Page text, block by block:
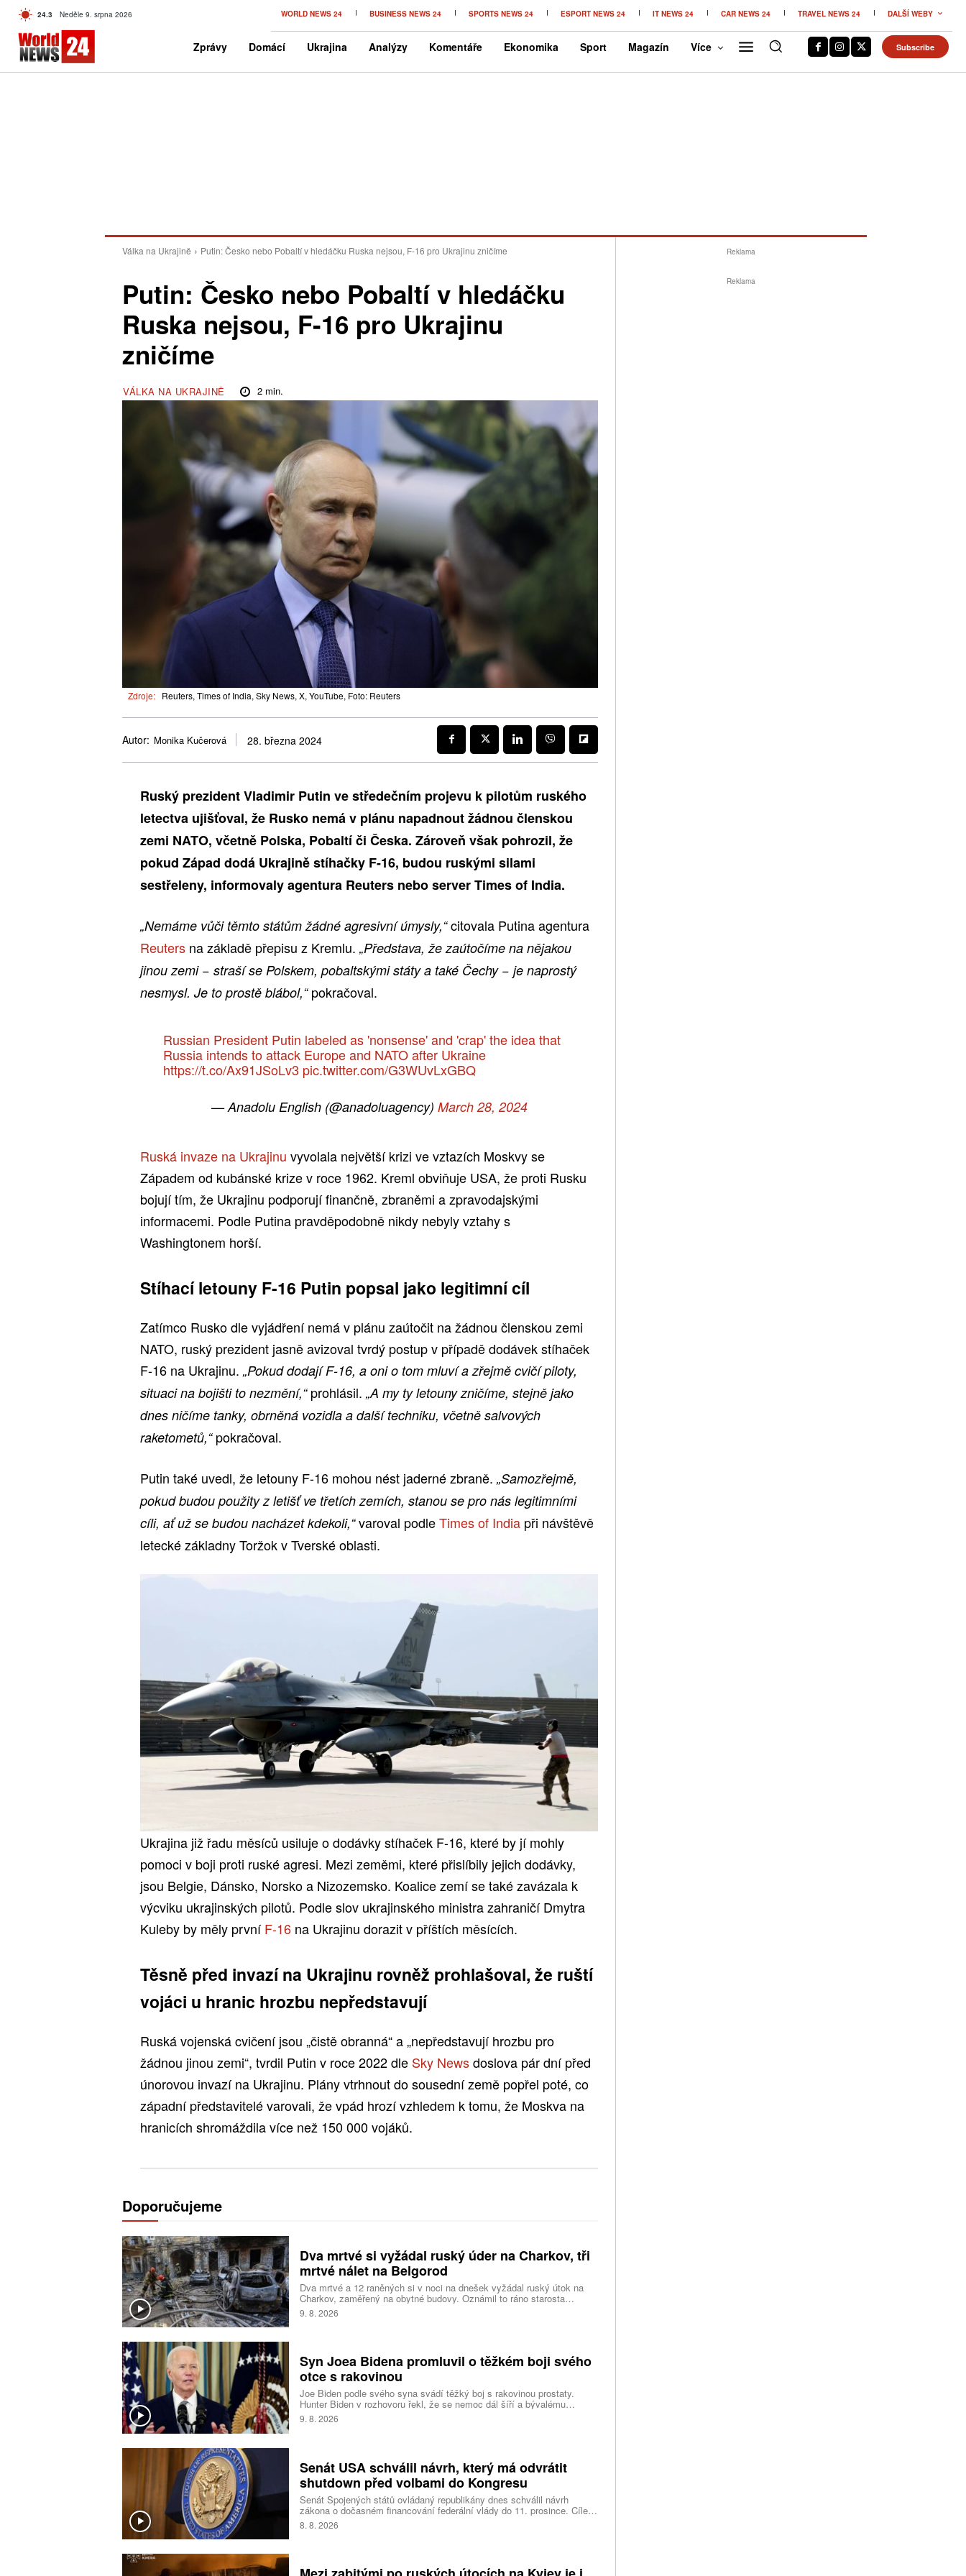
24.3 C Czech
Neděle 9. srpna 2026 WORLD NEWS 24 BUSINESS NEWS 24 SPORTS NEWS 24 ESPORT NEWS 24 IT NEWS 24 CAR NEWS 24 TRAVEL NEWS 24 DALŠÍ WEBY
Zprávy Domácí Ukrajina Analýzy Komentáře Ekonomika Sport Magazín Více Subscribe
Válka na Ukrajině Putin: Česko nebo Pobaltí v hledáčku Ruska nejsou, F-16 pro Ukrajinu zničíme
Putin: Česko nebo Pobaltí v hledáčku
Ruska nejsou, F-16 pro Ukrajinu
zničíme
VÁLKA NA UKRAJINĚ 2min.
Zdroje: Reuters, Times of India, Sky News, X, YouTube, Foto: Reuters
Autor: Monika Kučerová 28. března 2024
Ruský prezident Vladimir Putin ve středečním projevu k pilotům ruského
letectva ujišťoval, že Rusko nemá v plánu napadnout žádnou členskou
zemi NATO, včetně Polska, Pobaltí či Česka. Zároveň však pohrozil, že
pokud Západ dodá Ukrajině stíhačky F-16, budou ruskými silami
sestřeleny, informovaly agentura Reuters nebo server Times of India.
„Nemáme vůči těmto státům žádné agresivní úmysly,“citovala Putina agentura
Reuters na základě přepisu z Kremlu. „Představa, že zaútočíme na nějakou
jinou zemi − straší se Polskem, pobaltskými státy a také Čechy − je naprostý
nesmysl. Je to prostě blábol,“ pokračoval.
Russian President Putin labeled as 'nonsense' and 'crap' the idea that
Russia intends to attack Europe and NATO after Ukraine
https://t.co/Ax91JSoLv3 pic.twitter.com/G3WUvLxGBQ
— Anadolu English (@anadoluagency) March 28, 2024
Ruská invaze na Ukrajinu vyvolala největší krizi ve vztazích Moskvy se
Západem od kubánské krize v roce 1962. Kreml obviňuje USA, že proti Rusku
bojují tím, že Ukrajinu podporují finančně, zbraněmi a zpravodajskými
informacemi. Podle Putina pravděpodobně nikdy nebyly vztahy s
Washingtonem horší.
Stíhací letouny F-16 Putin popsal jako legitimní cíl
Zatímco Rusko dle vyjádření nemá v plánu zaútočit na žádnou členskou zemi
NATO, ruský prezident jasně avizoval tvrdý postup v případě dodávek stíhaček
F-16 na Ukrajinu. „Pokud dodají F-16, a oni o tom mluví a zřejmě cvičí piloty,
situaci na bojišti to nezmění,“prohlásil. „A my ty letouny zničíme, stejně jako
dnes ničíme tanky, obrněná vozidla a další techniku, včetně salvových
raketometů,“pokračoval.
Putin také uvedl, že letouny F-16 mohou nést jaderné zbraně. „Samozřejmě,
pokud budou použity z letišť ve třetích zemích, stanou se pro nás legitimními
cíli, ať už se budou nacházet kdekoli,“varoval podleTimes of India při návštěvě
letecké základny Toržok v Tverské oblasti.
Ukrajina již řadu měsíců usiluje o dodávky stíhaček F-16, které by jí mohly
pomoci v boji proti ruské agresi. Mezi zeměmi, které přislíbily jejich dodávky,
jsou Belgie, Dánsko, Norsko a Nizozemsko. Koalice zemí se také zavázala k
výcviku ukrajinských pilotů. Podle slov ukrajinského ministra zahraničí Dmytra
Kuleby by měly prvníF-16 na Ukrajinu dorazit v příštích měsících.
Těsně před invazí na Ukrajinu rovněž prohlašoval, že ruští
vojáci u hranic hrozbu nepředstavují
Ruská vojenská cvičení jsou „čistě obranná“ a „nepředstavují hrozbu pro
žádnou jinou zemi“, tvrdil Putin v roce 2022 dle Sky Newsdoslova pár dní před
únorovou invazí na Ukrajinu. Plány vtrhnout do sousední země popřel poté, co
západní představitelé varovali, že vpád hrozí vzhledem k tomu, že Moskva na
hranicích shromáždila více než 150 000 vojáků.
Doporučujeme
Dva mrtvé si vyžádal ruský úder na Charkov, tři
mrtvé nálet na Belgorod
Dva mrtvé a 12 raněných si v noci na dnešek vyžádal ruský útok na
Charkov, zaměřený na obytné budovy. Oznámil to ráno starosta
druhého největšího ukrajinského města Ihor Terechov. Téměř dvě
desítky raněných měl za následek ruský útok na Oděsu a
Alexandr Šuvajev, který původně informoval o 13 raněných, včetně
dvou dětí.
9. 8. 2026
Syn Joea Bidena promluvil o těžkém boji svého
otce s rakovinou
Joe Biden podle svého syna svádí těžký boj s rakovinou prostaty.
Hunter Biden v rozhovoru řekl, že se nemoc dál šíří a bývalému
americkému prezidentovi způsobuje silné bolesti.
9. 8. 2026
Senát USA schválil návrh, který má odvrátit
shutdown před volbami do Kongresu
Senát Spojených států ovládaný republikány dnes schválil návrh
zákona o dočasném financování federální vlády do 11. prosince. Cílem
opatření je předejít před listopadovými volbami do Kongresu
takzvanému shutdownu, tedy omezení chodu vlády v důsledku
8. 8. 2026
Reklama
Reklama